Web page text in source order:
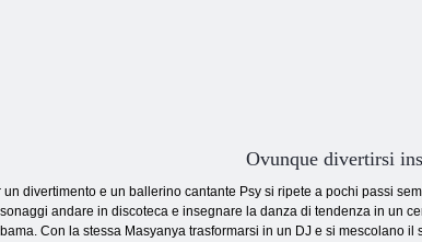
Ovunque divertirsi
un divertimento e un ballerino cantante Psy si ripete a pochi passi
andare in discoteca e insegnare la danza di tendenza in un
Con la stessa Masyanya trasformarsi in un DJ e si mescolano